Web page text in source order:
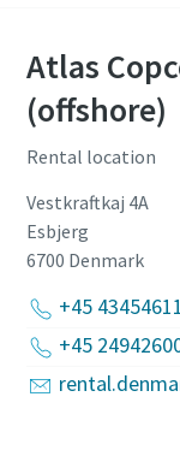
Atlas
(offshore)
Rental location
Vestkraftkaj 4A
Esbjerg
6700 Denmark
+45 43454611
+45